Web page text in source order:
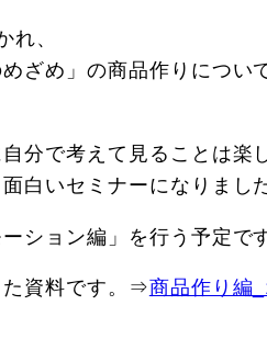
れ、
めざめ」の商品作りについ
分で考えて見ることは楽
白いセミナーになりまし
ション編」を行う予定で
た資料です。⇒商品作り編